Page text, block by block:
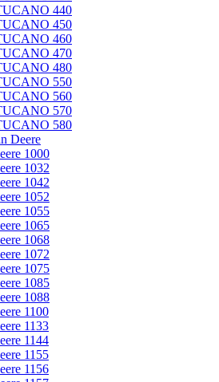
440
450
460
470
480
550
560
570
580
Deere
1000
1032
1042
1052
1055
1065
1068
1072
1075
1085
1088
1100
1133
1144
1155
1156